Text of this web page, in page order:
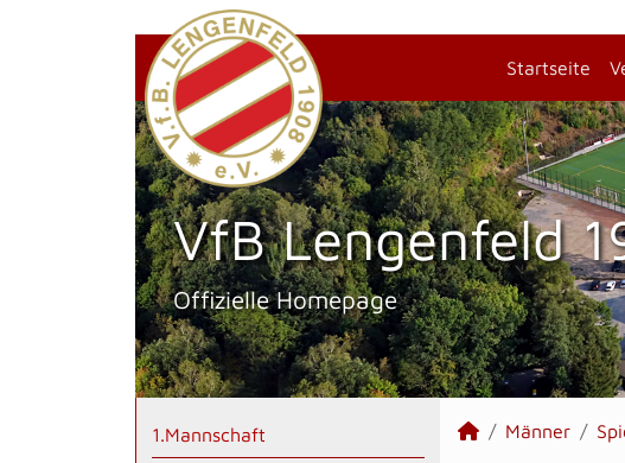
Startseite
VfB Lengenfeld
Offizielle Homepage
1.Mannschaft Männer